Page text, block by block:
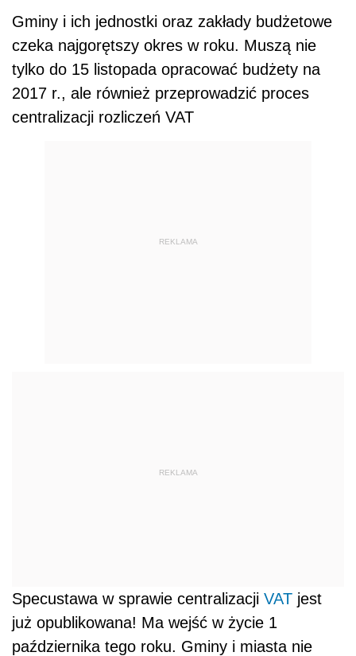
Gminy i ich jednostki oraz zakłady budżetowe
czeka najgorętszy okres w roku. Muszą nie
tylko do 15 listopada opracować budżety na
2017 r., ale również przeprowadzić proces
centralizacji rozliczeń VAT
REKLAMA
REKLAMA
Specustawa w sprawie centralizacji VAT jest
już opublikowana! Ma wejść w życie 1
października tego roku. Gminy i miasta nie